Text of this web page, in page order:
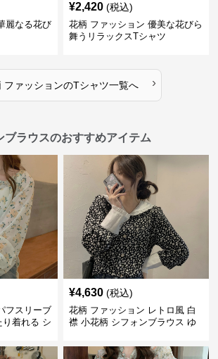
麗なる花び
¥2,420 (税込)
花柄 ファッション 優美な花びら
舞うリラックスTシャツ
ファッションのTシャツ一覧へ ›
ブラウスのおすすめアイテム
フスリーブ
着れる シ
¥4,630 (税込)
花柄 ファッション レトロ風 白
襟 小花柄 シフォンブラウス ゆ